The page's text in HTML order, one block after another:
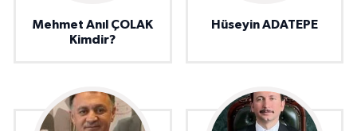
Mehmet Anıl ÇOLAK
Kimdir?
Hüseyin ADATEPE